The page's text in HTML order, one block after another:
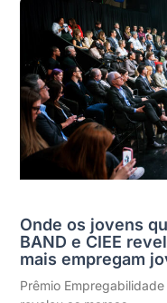
Onde os jovens
BAND e CIEE
mais empregam
Prêmio